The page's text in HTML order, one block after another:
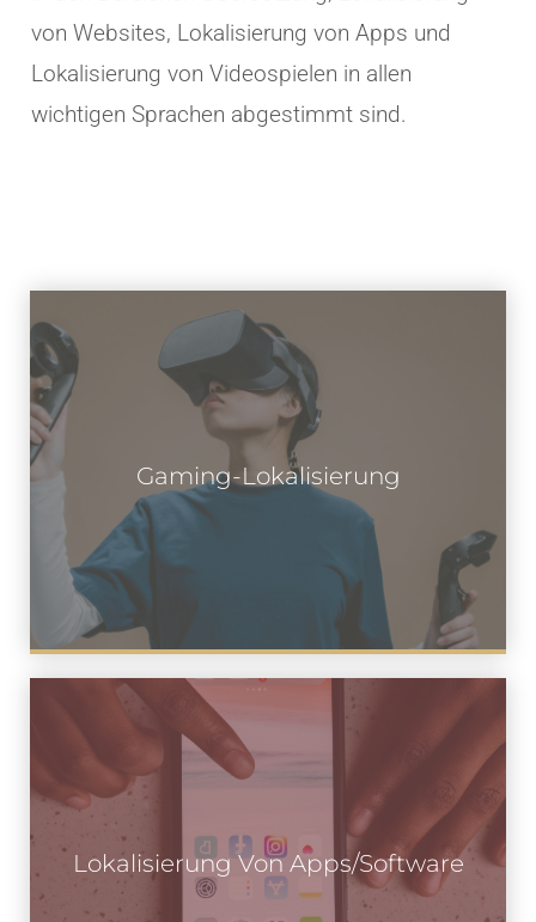
von Websites, Lokalisierung von Apps und
Lokalisierung von Videospielen in allen
wichtigen Sprachen abgestimmt sind.
Gaming-Lokalisierung
Lokalisierung Von Apps/Software